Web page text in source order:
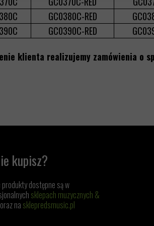
GC0380C-RED
GC0390C-RED
klienta realizujemy zamówienia o
produkty dostępne są w
sklepach muzycznych &
oraz na sklepredsmusic.pl
kupisz?